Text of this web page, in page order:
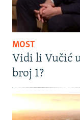
MOST
Vidi li Vučić
broj 1?